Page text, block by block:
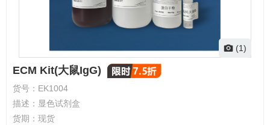
(1)
ECM Kit(大鼠IgG)
货号： EK1004
描述： 显色试剂盒
货期： 现货